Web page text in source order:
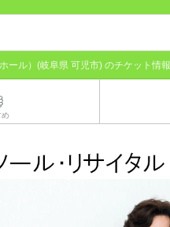
ル）(岐阜県 可児市) のチケット情報
め